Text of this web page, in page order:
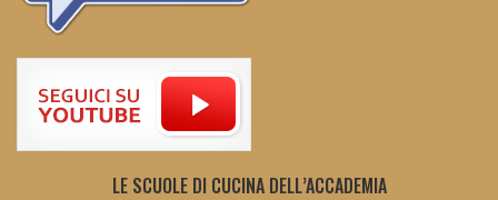
LE SCUOLE DI CUCINA DELL’ACCADEMIA